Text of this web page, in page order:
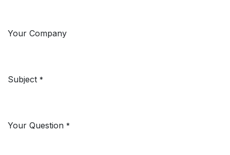
Your Company
Subject *
Your Question *